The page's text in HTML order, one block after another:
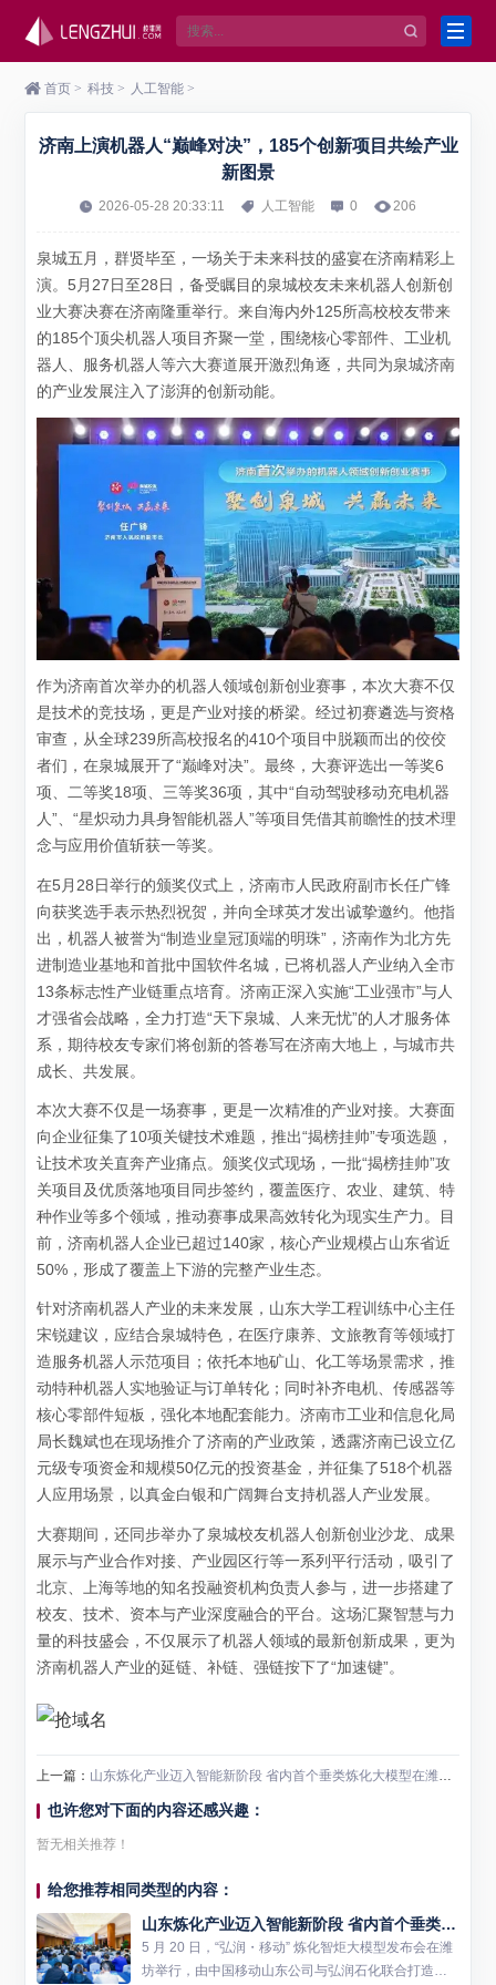
首页 > 科技 > 人工智能 >
济南上演机器人“巅峰对决”，185个创新项目共绘产业
新图景
2026-05-28 20:33:11 人工智能 0 206
泉城五月，群贤毕至，一场关于未来科技的盛宴在济南精彩上
演。5月27日至28日，备受瞩目的泉城校友未来机器人创新创
业大赛决赛在济南隆重举行。来自海内外125所高校校友带来
的185个顶尖机器人项目齐聚一堂，围绕核心零部件、工业机
器人、服务机器人等六大赛道展开激烈角逐，共同为泉城济南
的产业发展注入了澎湃的创新动能。
作为济南首次举办的机器人领域创新创业赛事，本次大赛不仅
是技术的竞技场，更是产业对接的桥梁。经过初赛遴选与资格
审查，从全球239所高校报名的410个项目中脱颖而出的佼佼
者们，在泉城展开了“巅峰对决”。最终，大赛评选出一等奖6
项、二等奖18项、三等奖36项，其中“自动驾驶移动充电机器
人”、“星炽动力具身智能机器人”等项目凭借其前瞻性的技术理
念与应用价值斩获一等奖。
在5月28日举行的颁奖仪式上，济南市人民政府副市长任广锋
向获奖选手表示热烈祝贺，并向全球英才发出诚挚邀约。他指
出，机器人被誉为“制造业皇冠顶端的明珠”，济南作为北方先
进制造业基地和首批中国软件名城，已将机器人产业纳入全市
13条标志性产业链重点培育。济南正深入实施“工业强市”与人
才强省会战略，全力打造“天下泉城、人来无忧”的人才服务体
系，期待校友专家们将创新的答卷写在济南大地上，与城市共
成长、共发展。
本次大赛不仅是一场赛事，更是一次精准的产业对接。大赛面
向企业征集了10项关键技术难题，推出“揭榜挂帅”专项选题，
让技术攻关直奔产业痛点。颁奖仪式现场，一批“揭榜挂帅”攻
关项目及优质落地项目同步签约，覆盖医疗、农业、建筑、特
种作业等多个领域，推动赛事成果高效转化为现实生产力。目
前，济南机器人企业已超过140家，核心产业规模占山东省近
50%，形成了覆盖上下游的完整产业生态。
针对济南机器人产业的未来发展，山东大学工程训练中心主任
宋锐建议，应结合泉城特色，在医疗康养、文旅教育等领域打
造服务机器人示范项目；依托本地矿山、化工等场景需求，推
动特种机器人实地验证与订单转化；同时补齐电机、传感器等
核心零部件短板，强化本地配套能力。济南市工业和信息化局
局长魏斌也在现场推介了济南的产业政策，透露济南已设立亿
元级专项资金和规模50亿元的投资基金，并征集了518个机器
人应用场景，以真金白银和广阔舞台支持机器人产业发展。
大赛期间，还同步举办了泉城校友机器人创新创业沙龙、成果
展示与产业合作对接、产业园区行等一系列平行活动，吸引了
北京、上海等地的知名投融资机构负责人参与，进一步搭建了
校友、技术、资本与产业深度融合的平台。这场汇聚智慧与力
量的科技盛会，不仅展示了机器人领域的最新创新成果，更为
济南机器人产业的延链、补链、强链按下了“加速键”。
上一篇： 山东炼化产业迈入智能新阶段 省内首个垂类炼化大模型在潍坊发布
也许您对下面的内容还感兴趣：
暂无相关推荐！
给您推荐相同类型的内容：
山东炼化产业迈入智能新阶段 省内首个垂类炼化大模型在潍坊发布
5 月 20 日，“弘润・移动” 炼化智炬大模型发布会在潍
坊举行，由中国移动山东公司与弘润石化联合打造的